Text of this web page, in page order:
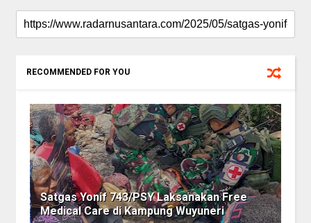
RECOMMENDED FOR YOU
Satgas Yonif 743/PSY Laksanakan Free
Medical Care di Kampung Wuyuneri